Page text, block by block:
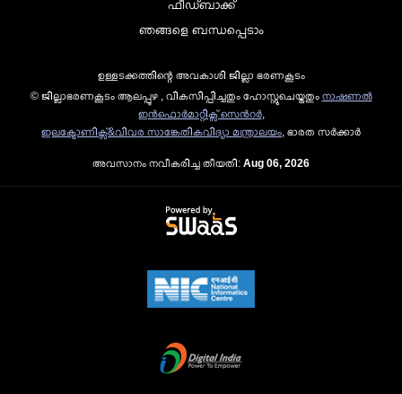
ഫീഡ്ബാക്ക്
ഞങ്ങളെ ബന്ധപ്പെടാം
ഉള്ളടക്കത്തിന്റെ അവകാശി ജില്ലാ ഭരണകൂടം
© ജില്ലാഭരണകൂടം ആലപ്പുഴ , വികസിപ്പിച്ചതും ഹോസ്റ്റുചെയ്തതും നാഷണല്‍
ഇന്‍ഫൊര്‍മാറ്റിക്സ് സെന്‍റര്‍,
ഇലക്ട്രോണിക്സ്&വിവര സാങ്കേതികവിദ്യാ മന്ത്രാലയം , ഭാരത സര്‍ക്കാര്‍
അവസാനം നവീകരിച്ച തീയതി: Aug 06, 2026